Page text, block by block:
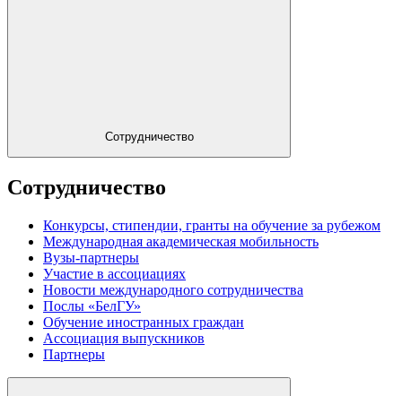
Сотрудничество
Сотрудничество
Конкурсы, стипендии, гранты на обучение за рубежом
Международная академическая мобильность
Вузы-партнеры
Участие в ассоциациях
Новости международного сотрудничества
Послы «БелГУ»
Обучение иностранных граждан
Ассоциация выпускников
Партнеры